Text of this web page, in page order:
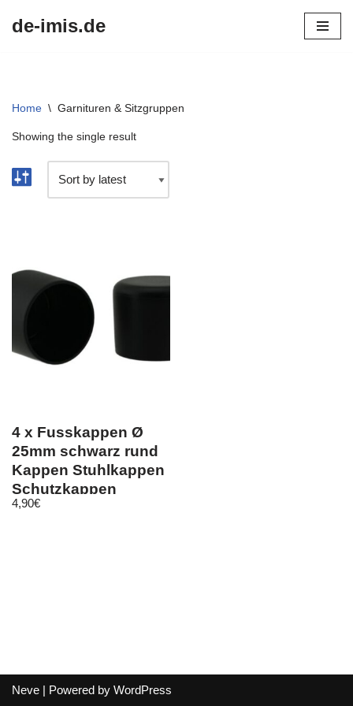
de-imis.de
Home \ Garnituren & Sitzgruppen
Showing the single result
4 x Fusskappen Ø
25mm schwarz rund
Kappen Stuhlkappen
Schutzkappen
Tischkappen
4,90€
Neve | Powered by WordPress